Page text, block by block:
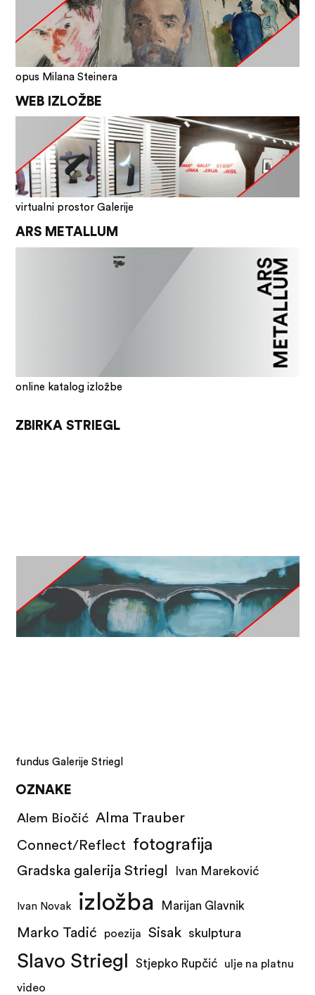
opus Milana Steinera
WEB IZLOŽBE
virtualni prostor Galerije
ARS METALLUM
online katalog izložbe
ZBIRKA STRIEGL
fundus Galerije Striegl
OZNAKE
Alem Biočić Alma Trauber
Connect/Reflect fotografija
Gradska galerija Striegl Ivan Mareković
Ivan Novak izložba Marijan Glavnik
Marko Tadić poezija Sisak skulptura
Slavo Striegl Stjepko Rupčić ulje na platnu
video